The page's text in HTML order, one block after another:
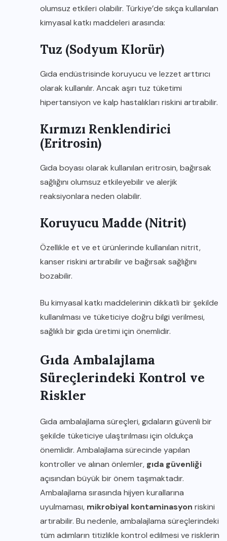
olumsuz etkileri olabilir. Türkiye’de sıkça kullanılan
kimyasal katkı maddeleri arasında:
Tuz (Sodyum Klorür)
Gıda endüstrisinde koruyucu ve lezzet arttırıcı
olarak kullanılır. Ancak aşırı tuz tüketimi
hipertansiyon ve kalp hastalıkları riskini artırabilir.
Kırmızı Renklendirici
(Eritrosin)
Gıda boyası olarak kullanılan eritrosin, bağırsak
sağlığını olumsuz etkileyebilir ve alerjik
reaksiyonlara neden olabilir.
Koruyucu Madde (Nitrit)
Özellikle et ve et ürünlerinde kullanılan nitrit,
kanser riskini artırabilir ve bağırsak sağlığını
bozabilir.
Bu kimyasal katkı maddelerinin dikkatli bir şekilde
kullanılması ve tüketiciye doğru bilgi verilmesi,
sağlıklı bir gıda üretimi için önemlidir.
Gıda Ambalajlama
Süreçlerindeki Kontrol ve
Riskler
Gıda ambalajlama süreçleri, gıdaların güvenli bir
şekilde tüketiciye ulaştırılması için oldukça
önemlidir. Ambalajlama sürecinde yapılan
kontroller ve alınan önlemler, gıda güvenliği
açısından büyük bir önem taşımaktadır.
Ambalajlama sırasında hijyen kurallarına
uyulmaması, mikrobiyal kontaminasyon riskini
artırabilir. Bu nedenle, ambalajlama süreçlerindeki
tüm adımların titizlikle kontrol edilmesi ve risklerin